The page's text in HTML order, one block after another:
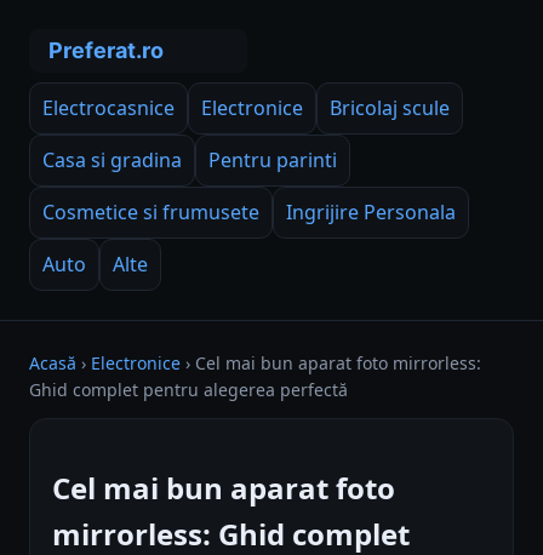
Electrocasnice Electronice
Bricolaj scule
Casa si gradina
Pentru parinti
Cosmetice si frumusete
Ingrijire Personala
Auto
Alte
Acasă › Electronice › Cel mai bun aparat foto mirrorless:
Ghid complet pentru alegerea perfectă
Cel mai bun aparat foto
mirrorless: Ghid complet